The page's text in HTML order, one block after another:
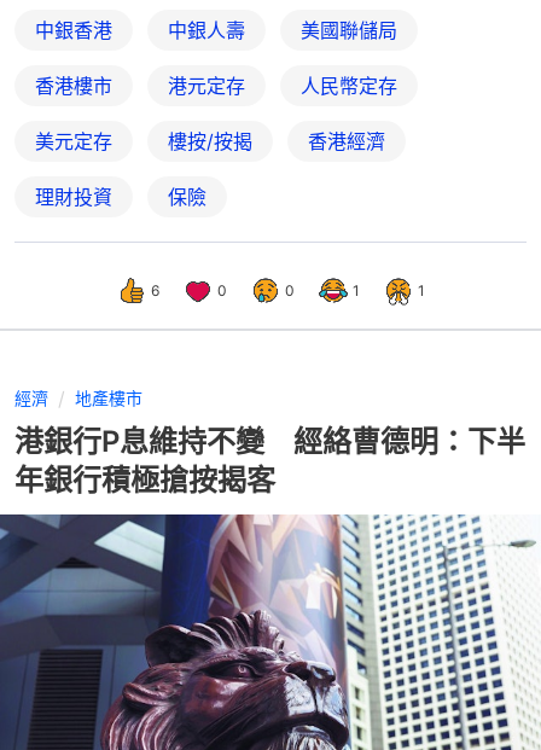
中銀香港 中銀人壽 美國聯儲局
香港樓市 港元定存 人民幣定存
美元定存 樓按/按揭 香港經濟
理財投資 保險
6 0 0 1 1
經濟 地產樓市
港銀行P息維持不變 經絡曹德明：下半
年銀行積極搶按揭客